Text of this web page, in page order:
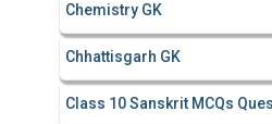
Chemistry GK
Chhattisgarh GK
Class 10 Sanskrit MCQs